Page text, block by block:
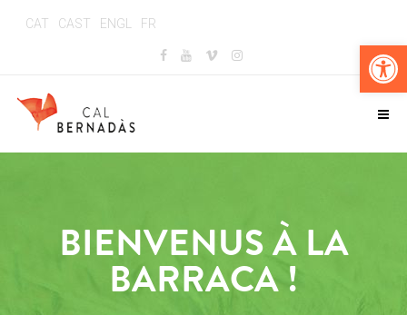
CAT CAST ENGL FR
BIENVENUS À LA
BARRACA !